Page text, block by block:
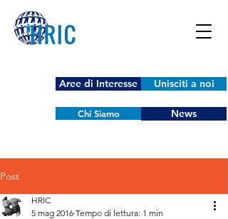
Aree di Interesse Unisciti a noi
Chi Siamo News
Post
HRIC
5 mag 2016 Tempo di lettura: 1 min